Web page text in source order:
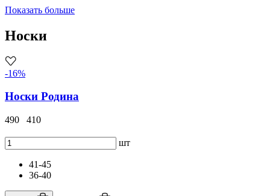
Показать больше
Носки
-16%
Носки Родина
490 410
шт
41-45
36-40